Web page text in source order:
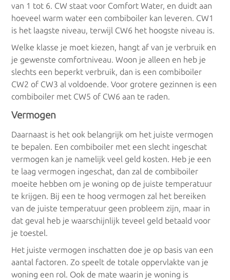
van 1 tot 6. CW staat voor Comfort Water, en duidt aan
hoeveel warm water een combiboiler kan leveren. CW1
is het laagste niveau, terwijl CW6 het hoogste niveau is.
Welke klasse je moet kiezen, hangt af van je verbruik en
je gewenste comfortniveau. Woon je alleen en heb je
slechts een beperkt verbruik, dan is een combiboiler
CW2 of CW3 al voldoende. Voor grotere gezinnen is een
combiboiler met CW5 of CW6 aan te raden.
Vermogen
Daarnaast is het ook belangrijk om het juiste vermogen
te bepalen. Een combiboiler met een slecht ingeschat
vermogen kan je namelijk veel geld kosten. Heb je een
te laag vermogen ingeschat, dan zal de combiboiler
moeite hebben om je woning op de juiste temperatuur
te krijgen. Bij een te hoog vermogen zal het bereiken
van de juiste temperatuur geen probleem zijn, maar in
dat geval heb je waarschijnlijk teveel geld betaald voor
je toestel.
Het juiste vermogen inschatten doe je op basis van een
aantal factoren. Zo speelt de totale oppervlakte van je
woning een rol. Ook de mate waarin je woning is